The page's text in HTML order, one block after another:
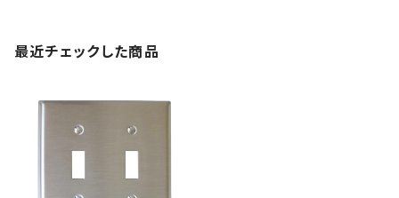
最近チェックした商品